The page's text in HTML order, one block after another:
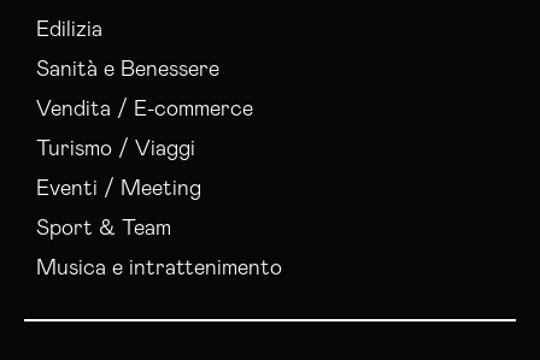
Edilizia
Sanità e Benessere
Vendita / E-commerce
Turismo / Viaggi
Eventi / Meeting
Sport & Team
Musica e intrattenimento